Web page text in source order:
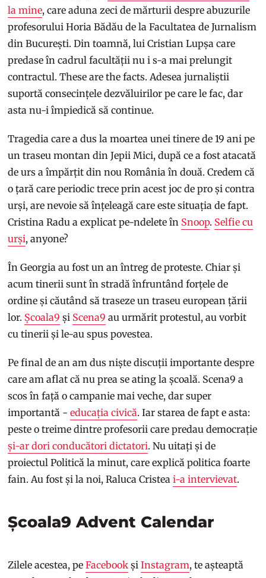
la mine, care aduna zeci de mărturii despre abuzurile
profesorului Horia Bădău de la Facultatea de Jurnalism
din București. Din toamnă, lui Cristian Lupșa care
predase în cadrul facultății nu i s-a mai prelungit
contractul. These are the facts. Adesea jurnaliștii
suportă consecințele dezvăluirilor pe care le fac, dar
asta nu-i împiedică să continue.
Tragedia care a dus la moartea unei tinere de 19 ani pe
un traseu montan din Jepii Mici, după ce a fost atacată
de urs a împărțit din nou România în două. Credem că
o țară care periodic trece prin acest joc de pro și contra
urși, are nevoie să înțeleagă care este situația de fapt.
Cristina Radu a explicat pe-ndelete în Snoop. Selfie cu
urși, anyone?
În Georgia au fost un an întreg de proteste. Chiar și
acum tinerii sunt în stradă înfruntând forțele de
ordine și căutând să traseze un traseu european țării
lor. Școala9 și Scena9 au urmărit protestul, au vorbit
cu tinerii și le-au spus povestea.
Pe final de an am dus niște discuții importante despre
care am aflat că nu prea se ating la școală. Scena9 a
scos în față o campanie mai veche, dar super
importantă -educația civică. Iar starea de fapt e asta:
peste o treime dintre profesorii care predau democrație
și-ar dori conducători dictatori. Nu uitați și de
proiectul Politică la minut, care explică politica foarte
fain. Au fost și la noi, Raluca Cristeai-a intervievat.
Școala9 Advent Calendar
Zilele acestea, peFacebook șiInstagram, te așteaptă